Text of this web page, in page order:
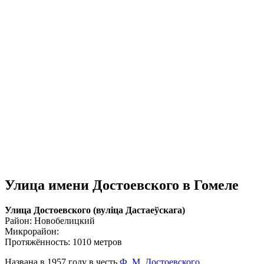
Улица имени Достоевского в Гомеле
Улица Достоевского (вулiца Дастаеўскага)
Район: Новобелицкий
Микрорайон:
Протяжённость: 1010 метров
Названа в 1957 году в честь Ф. М. Достоевского